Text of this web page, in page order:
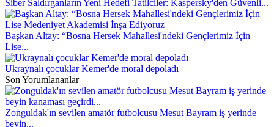
Siber Saldırganların Yeni Hedefi Tatilciler: Kaspersky'den Güvenli...
Başkan Altay: “Bosna Hersek Mahallesi'ndeki Gençlerimiz İçin
Lise...
Ukraynalı çocuklar Kemer'de moral depoladı
Son Yorumlananlar
Zonguldak'ın sevilen amatör futbolcusu Mesut Bayram iş yerinde
beyin...